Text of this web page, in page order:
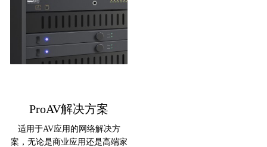
ProAV解决方案
适用于AV应用的网络解决方
案，无论是商业应用还是高端家